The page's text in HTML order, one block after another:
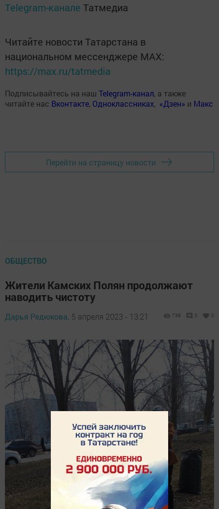
Telegram-канале Татмедиа
Читайте новости Татарстана в
национальном мессенджере MАХ:
https://max.ru/tatmedia
Подписывайтесь на наш Telegram-канал, а также
читайте нас Вконтакте, Одноклассниках, «Дзен» и Макс
Перейти на страницу новости
ОБЩЕСТВО
Жители Камских Полян продолжают
наводить чистоту
Дарья Редюкова, 5 апреля 2023 - 13:21 738 0 0